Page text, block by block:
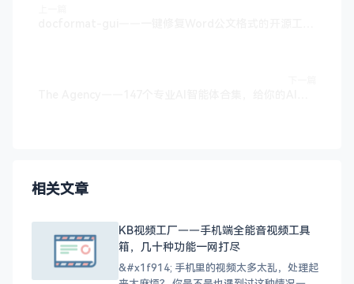
相关文章
KB视频工厂——手机端全能音视频工具
箱，几十种功能一网打尽
&#x1f914; 手机里的视频太多太乱，处理起